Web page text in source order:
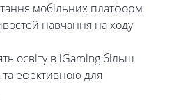
мобільних платформ
навчання на ходу
освіту в iGaming більш
ефективною для